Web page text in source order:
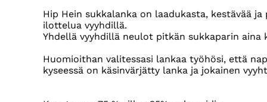
Hip Hein sukkalanka on laadukasta, kestävää
ilottelua vyyhdillä.
Yhdellä vyyhdillä neulot pitkän sukkaparin aina
Huomioithan valitessasi lankaa työhösi, että
kyseessä on käsinvärjätty lanka ja jokainen